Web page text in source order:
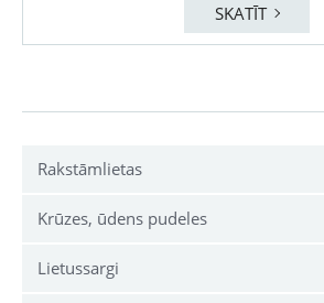
Rakstāmlietas
Krūzes, ūdens pudeles
Lietussargi
SKATĪT